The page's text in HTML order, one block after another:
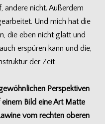
andere nicht. Außer­dem
Und mich hat die
die eben nicht glatt und
erspü­ren kann und die,
der Zeit
Per­spek­ti­ven
Bild eine Art Matte
vom rech­ten obe­ren